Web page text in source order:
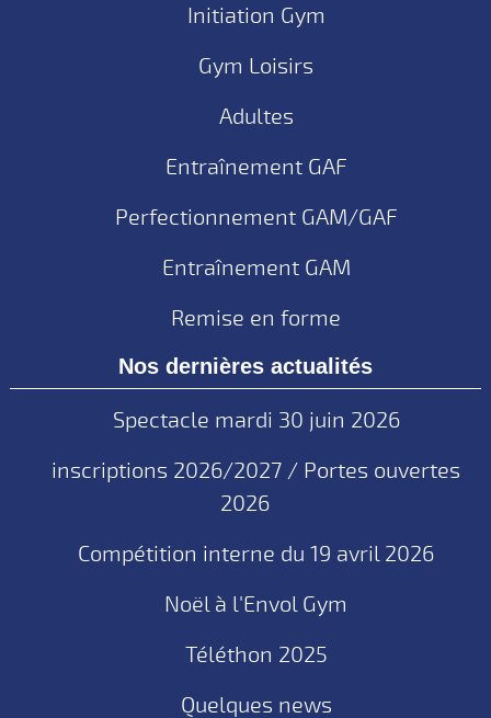
Initiation Gym
Gym Loisirs
Adultes
Entraînement GAF
Perfectionnement GAM/GAF
Entraînement GAM
Remise en forme
Nos dernières actualités
Spectacle mardi 30 juin 2026
inscriptions 2026/2027 / Portes ouvertes
2026
Compétition interne du 19 avril 2026
Noël à l'Envol Gym
Téléthon 2025
Quelques news